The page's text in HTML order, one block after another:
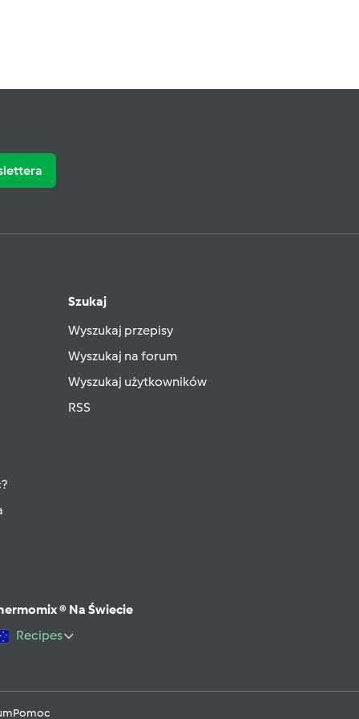
Szukaj
Wyszukaj przepisy
Wyszukaj na forum
Wyszukaj użytkowników
RSS
® Na Świecie
Recipes
Pomoc